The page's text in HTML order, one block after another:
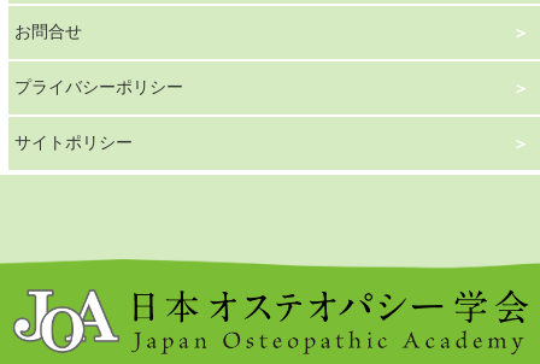
お問合せ
プライバシーポリシー
サイトポリシー